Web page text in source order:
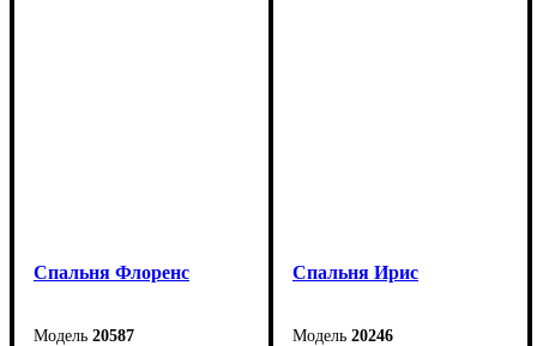
Спальня Флоренс
20587
Спальня Ирис
20246